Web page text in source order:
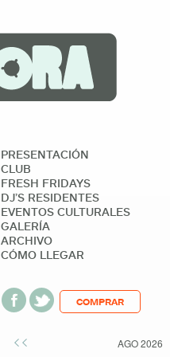
PRESENTACIÓN
CLUB
FRESH FRIDAYS
DJ’S RESIDENTES
EVENTOS CULTURALES
GALERÍA
ARCHIVO
CÓMO LLEGAR
COMPRAR
<< AGO 2026